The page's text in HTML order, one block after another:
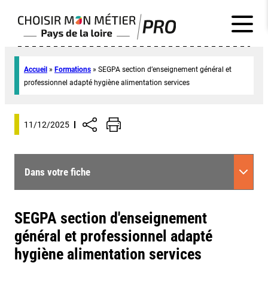
Accueil » Formations » SEGPA section d’enseignement général et
professionnel adapté hygiène alimentation services
11/12/2025
Dans votre fiche
SEGPA section d'enseignement
général et professionnel adapté
hygiène alimentation services